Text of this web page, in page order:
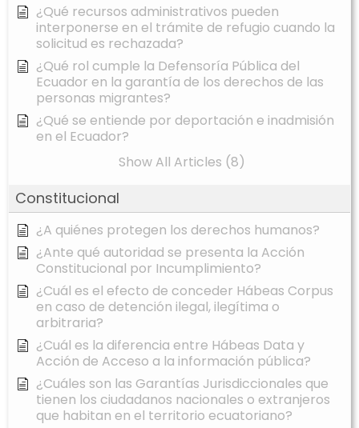
¿Qué recursos administrativos pueden
interponerse en el trámite de refugio cuando la
solicitud es rechazada?
¿Qué rol cumple la Defensoría Pública del
Ecuador en la garantía de los derechos de las
personas migrantes?
¿Qué se entiende por deportación e inadmisión
en el Ecuador?
Show All Articles (8)
Constitucional
¿A quiénes protegen los derechos humanos?
¿Ante qué autoridad se presenta la Acción
Constitucional por Incumplimiento?
¿Cuál es el efecto de conceder Hábeas Corpus
en caso de detención ilegal, ilegítima o
arbitraria?
¿Cuál es la diferencia entre Hábeas Data y
Acción de Acceso a la información pública?
¿Cuáles son las Garantías Jurisdiccionales que
tienen los ciudadanos nacionales o extranjeros
que habitan en el territorio ecuatoriano?